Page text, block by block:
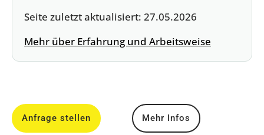
Seite zuletzt aktualisiert: 27.05.2026
Mehr über Erfahrung und Arbeitsweise
Anfrage stellen Mehr Infos